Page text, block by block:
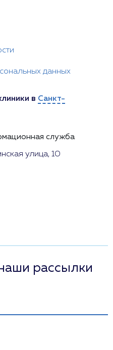
данных
в Санкт-
служба
улица, 10
рассылки